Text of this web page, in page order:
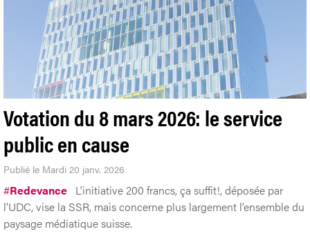
Votation du 8 mars 2026: le service
public en cause
Publié le Mardi 20 janv. 2026
#Redevance L’initiative 200 francs, ça suffit!, déposée par
l’UDC, vise la SSR, mais concerne plus largement l’ensemble du
paysage médiatique suisse.